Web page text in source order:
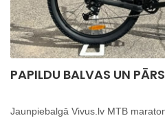
PAPILDU BALVAS UN
Jaunpiebalgā Vivus.lv MTB